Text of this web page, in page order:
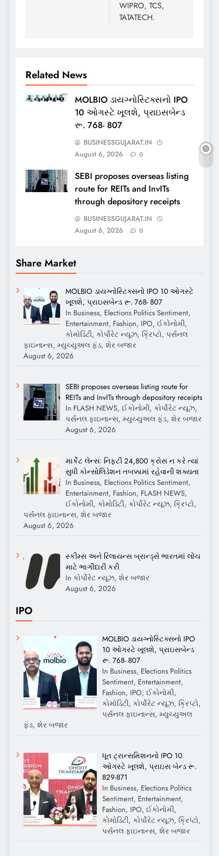
WIPRO, TCS,
TATATECH.
Related News
MOLBIO ડાયગ્નોસ્ટિક્સનો IPO
10 ઓગસ્ટે ખૂલશે, પ્રાઇસબેન્ડ
રૂ. 768- 807
BUSINESSGUJARAT.IN
August 6, 2026
0
SEBI proposes overseas listing
route for REITs and InvITs
through depository receipts
BUSINESSGUJARAT.IN
August 6, 2026
0
Share Market
MOLBIO ડાયગ્નોસ્ટિક્સનો IPO 10 ઓગસ્ટે
ખૂલશે, પ્રાઇસબેન્ડ રૂ. 768- 807
In Business, Elections Politics Sentiment,
Entertainment, Fashion, IPO, ઈકોનોમી,
કોમોડિટી, કોર્પોરેટ ન્યૂઝ, ક્રિપ્ટો, પર્સનલ
ફાઇનાન્સ, મ્યુચ્યુઅલ ફંડ, શેર બજાર
August 6, 2026
SEBI proposes overseas listing route for
REITs and InvITs through depository receipts
In FLASH NEWS, ઈકોનોમી, કોર્પોરેટ ન્યૂઝ,
પર્સનલ ફાઇનાન્સ, મ્યુચ્યુઅલ ફંડ, શેર બજાર
August 6, 2026
માર્કેટ લેન્સઃ નિફ્ટી 24,800 ક્રોસ ન કરે ત્યાં
સુધી કોન્સોલિડેશન તબક્કામાં રહેવાની શક્યતા
In Business, Elections Politics Sentiment,
Entertainment, Fashion, FLASH NEWS,
ઈકોનોમી, કોમોડિટી, કોર્પોરેટ ન્યૂઝ, ક્રિપ્ટો,
પર્સનલ ફાઇનાન્સ, શેર બજાર
August 6, 2026
સ્કીમ્સ અને રિલાયન્સ બ્રાન્ડ્સે ભારતમાં લોંચ
માટે ભાગીદારી કરી
In કોર્પોરેટ ન્યૂઝ, શેર બજાર
August 6, 2026
IPO
MOLBIO ડાયગ્નોસ્ટિક્સનો IPO
10 ઓગસ્ટે ખૂલશે, પ્રાઇસબેન્ડ
રૂ. 768- 807
In Business, Elections Politics
Sentiment, Entertainment,
Fashion, IPO, ઈકોનોમી,
કોમોડિટી, કોર્પોરેટ ન્યૂઝ, ક્રિપ્ટો,
પર્સનલ ફાઇનાન્સ, મ્યુચ્યુઅલ
ફંડ, શેર બજાર
ધૂત ટ્રાન્સમિશનનો IPO 10
ઓગસ્ટે ખૂલશે, પ્રાઇસ બેન્ડ રૂ.
829-871
In Business, Elections Politics
Sentiment, Entertainment,
Fashion, IPO, ઈકોનોમી,
કોમોડિટી, કોર્પોરેટ ન્યૂઝ, ક્રિપ્ટો,
પર્સનલ ફાઇનાન્સ, શેર બજાર